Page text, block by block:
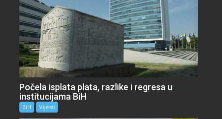
Počela isplata plata, razlike i regresa u
institucijama BiH
BiH Vijesti